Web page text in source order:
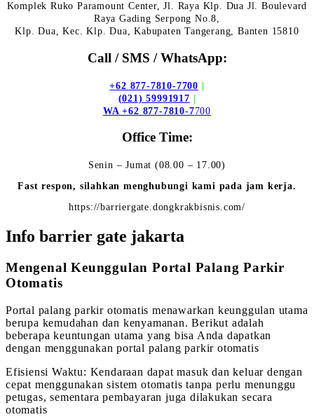
Komplek Ruko Paramount Center, Jl. Raya Klp. Dua Jl. Boulevard
Raya Gading Serpong No.8,
Klp. Dua, Kec. Klp. Dua, Kabupaten Tangerang, Banten 15810
Call / SMS / WhatsApp:
+62 877-7810-7700 |
(021) 59991917 |
WA +62 877-7810-7700
Office Time:
Senin – Jumat (08.00 – 17.00)
Fast respon, silahkan menghubungi kami pada jam kerja.
https://barriergate.dongkrakbisnis.com/
Info barrier gate jakarta
Mengenal Keunggulan Portal Palang Parkir
Otomatis
Portal palang parkir otomatis menawarkan keunggulan utama
berupa kemudahan dan kenyamanan. Berikut adalah
beberapa keuntungan utama yang bisa Anda dapatkan
dengan menggunakan portal palang parkir otomatis
Efisiensi Waktu: Kendaraan dapat masuk dan keluar dengan
cepat menggunakan sistem otomatis tanpa perlu menunggu
petugas, sementara pembayaran juga dilakukan secara
otomatis